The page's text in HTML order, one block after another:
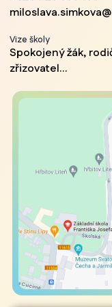
Vize školy
Spokojený žák,
zřizovatel...